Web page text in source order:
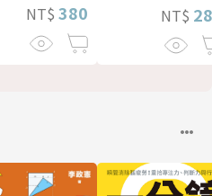
NT$ 380 NT$